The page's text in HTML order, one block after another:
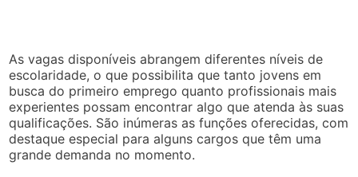
As vagas disponíveis abrangem diferentes níveis de
escolaridade, o que possibilita que tanto jovens em
busca do primeiro emprego quanto profissionais mais
experientes possam encontrar algo que atenda às suas
qualificações. São inúmeras as funções oferecidas, com
destaque especial para alguns cargos que têm uma
grande demanda no momento.